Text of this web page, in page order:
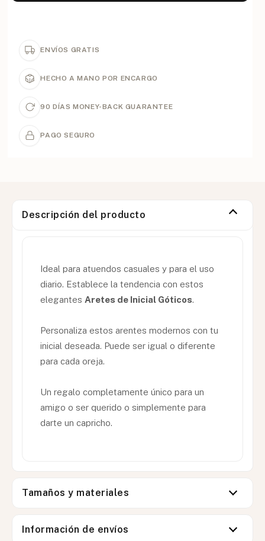
ENVÍOS GRATIS
HECHO A MANO POR ENCARGO
90 DÍAS MONEY-BACK GUARANTEE
PAGO SEGURO
Descripción del producto
Ideal para atuendos casuales y para el uso
diario. Establece la tendencia con estos
elegantes Aretes de Inicial Góticos.
Personaliza estos arentes modernos con tu
inicial deseada. Puede ser igual o diferente
para cada oreja.
Un regalo completamente único para un
amigo o ser querido o simplemente para
darte un capricho.
Tamaños y materiales
Información de envíos